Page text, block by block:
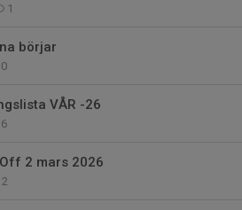
1
börjar
0
VÅR -26
6
2 mars 2026
2